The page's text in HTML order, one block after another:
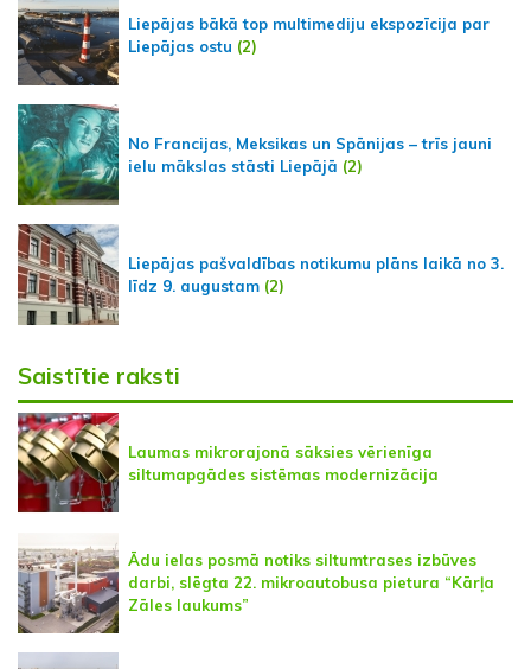
Liepājas bākā top multimediju ekspozīcija par
Liepājas ostu (2)
No Francijas, Meksikas un Spānijas – trīs jauni
ielu mākslas stāsti Liepājā (2)
Liepājas pašvaldības notikumu plāns laikā no 3.
līdz 9. augustam (2)
Saistītie raksti
Laumas mikrorajonā sāksies vērienīga
siltumapgādes sistēmas modernizācija
Ādu ielas posmā notiks siltumtrases izbūves
darbi, slēgta 22. mikroautobusa pietura “Kārļa
Zāles laukums”